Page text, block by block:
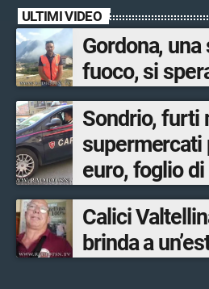
ULTIMI VIDEO
Gordona,
fuoco, si
Sondrio, furti
supermercati
euro, foglio
ventinovenne
Calici
brinda a